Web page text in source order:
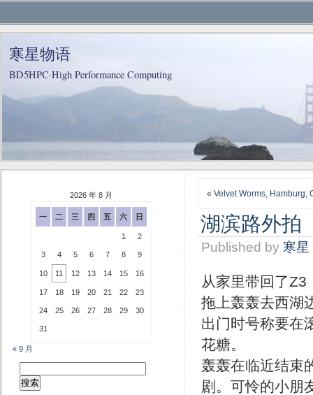
寒星物语
BD5HPC·High Performance Computing
« Velvet Worms, Hamburg,
湖滨路外拍
Published by 寒星
从家里带回了
拖上轰轰去西湖
出门时号称要在
花糖。
轰轰在临近结束
剧。可怜的小朋
2026 年 8 月
一 二 三 四 五 六 日
1 2
3 4 5 6 7 8 9
10 11 12 13 14 15 16
17 18 19 20 21 22 23
24 25 26 27 28 29 30
31
« 9 月
索：